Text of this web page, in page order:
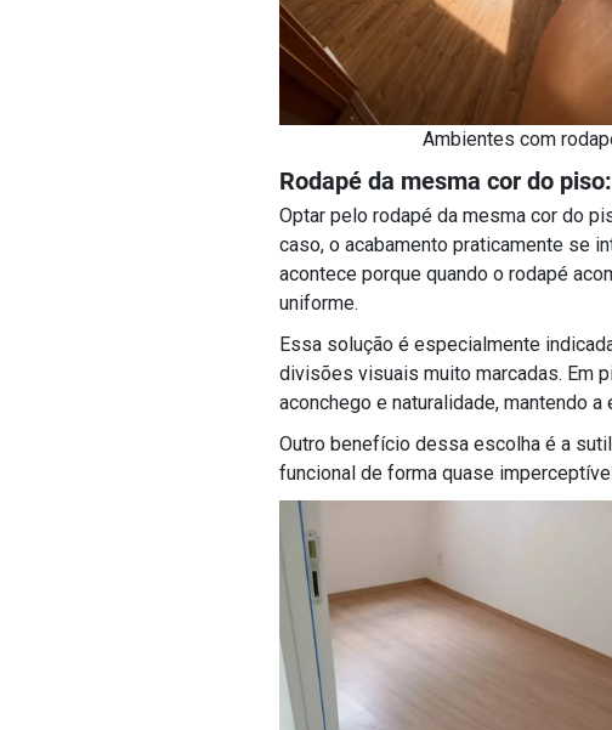
Ambientes com
Rodapé da mesma cor do
Optar pelo rodapé da mesma cor do
caso, o acabamento praticamente se
acontece porque quando o rodapé
uniforme.
Essa solução é especialmente
divisões visuais muito marcadas. Em
aconchego e naturalidade, mantendo a
Outro benefício dessa escolha é a
funcional de forma quase